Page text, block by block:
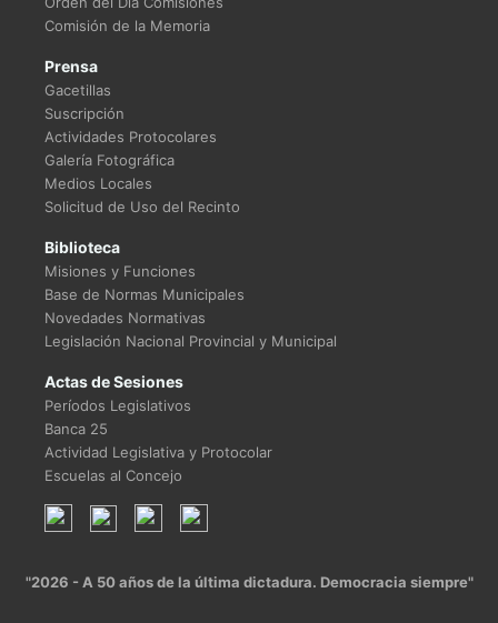
Comisión de la Memoria
Prensa
Gacetillas
Suscripción
Actividades Protocolares
Galería Fotográfica
Medios Locales
Solicitud de Uso del Recinto
Biblioteca
Misiones y Funciones
Base de Normas Municipales
Novedades Normativas
Legislación Nacional Provincial y Municipal
Actas de Sesiones
Períodos Legislativos
Banca 25
Actividad Legislativa y Protocolar
Escuelas al Concejo
"2026 - A 50 años de la última dictadura. Democracia siempre"